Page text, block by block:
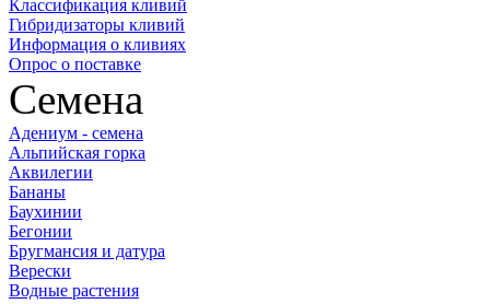
Классификация кливий
Гибридизаторы кливий
Информация о кливиях
Опрос о поставке
Семена
Адениум - семена
Альпийская горка
Аквилегии
Бананы
Баухинии
Бегонии
Бругмансия и датура
Верески
Водные растения